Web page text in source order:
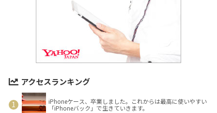
アクセスランキング
iPhoneケース、卒業しました。これからは最高に使いやすい
「iPhoneバック」で生きていきます。